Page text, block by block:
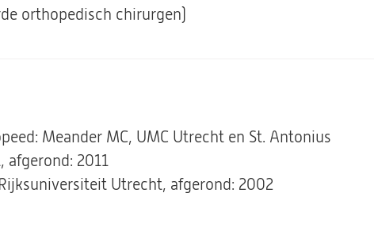
orthopedisch chirurgen)
Meander MC, UMC Utrecht en St. Antonius
afgerond: 2011
Utrecht, afgerond: 2002